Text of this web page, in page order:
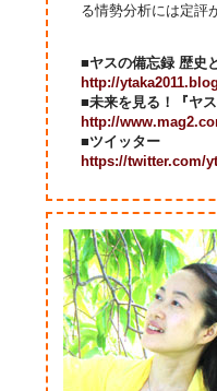
る情勢分析には定評
■ヤスの備忘録 歴史
http://
■未来を見る！『ヤ
http://
■ツイッター
https://twitter.com/